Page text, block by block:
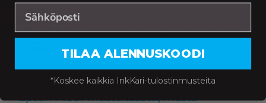
Korkealaatuiset mustekasetit tuottavat
laadukkaita tulosteita ja huipputarkkoja
kuvia. Riittoisilla ja laadukkailla
takuu
TILAA ALENNUSKOODI
*Koskee kaikkia InkKari-tulostinmusteita